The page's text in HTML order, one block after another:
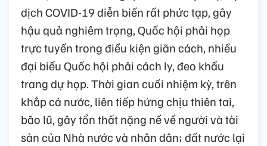
dịch COVID-19 diễn biến rất phức tạp, gây
hậu quả nghiêm trọng, Quốc hội phải họp
trực tuyến trong điều kiện giãn cách, nhiều
đại biểu Quốc hội phải cách ly, đeo khẩu
trang dự họp. Thời gian cuối nhiệm kỳ, trên
khắp cả nước, liên tiếp hứng chịu thiên tai,
bão lũ, gây tổn thất nặng nề về người và tài
sản của Nhà nước và nhân dân; đất nước lại